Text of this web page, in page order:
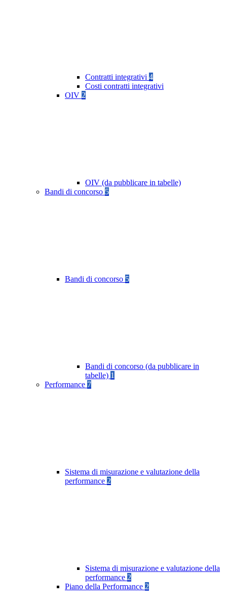
Contratti integrativi 4
Costi contratti integrativi
OIV 2
OIV (da pubblicare in tabelle)
Bandi di concorso 5
Bandi di concorso 5
Bandi di concorso (da pubblicare in
tabelle) 1
Performance 7
Sistema di misurazione e valutazione della
performance 2
Sistema di misurazione e valutazione della
performance 2
Piano della Performance 2